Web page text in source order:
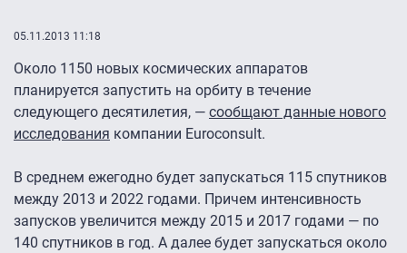
05.11.2013 11:18
Около 1150 новых космических аппаратов
планируется запустить на орбиту в течение
следующего десятилетия, — сообщают данные нового
исследования компании Euroconsult.
В среднем ежегодно будет запускаться 115 спутников
между 2013 и 2022 годами. Причем интенсивность
запусков увеличится между 2015 и 2017 годами — по
140 спутников в год. А далее будет запускаться около